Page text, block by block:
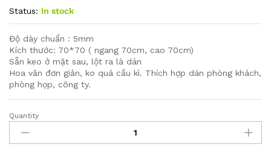
Status: In stock
Độ dày chuẩn : 5mm
Kích thước: 70*70 ( ngang 70cm, cao 70cm)
Sẵn keo ở mặt sau, lột ra là dán
Hoa văn đơn giản, ko quá cầu kì. Thích hợp dán phòng khách,
phòng họp, công ty.
XỐP
HOA
SEN
Quantity